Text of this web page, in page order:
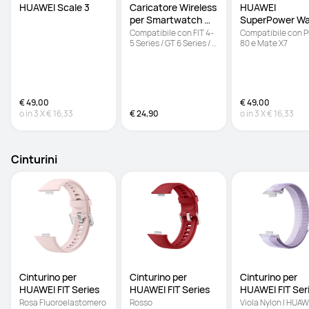
€ 49,00
o in3X€ 16,33
Caricatore Wireless
per Smartwatch
HUAWEI
Compatibile con FIT 4-
5 Series / GT 6 Series /
€ 24,90
HUAWEI
SuperPower
Charger
Compatibile con
80 e Mate X7
€ 49,00
o in3X€ 16,33
Cinturini
Cinturino per
HUAWEI FIT Series
Rosa Fluoroelastomero
Cinturino per
HUAWEI FIT Series
Rosso
Cinturino per
HUAWEI FIT
Viola Nylon |